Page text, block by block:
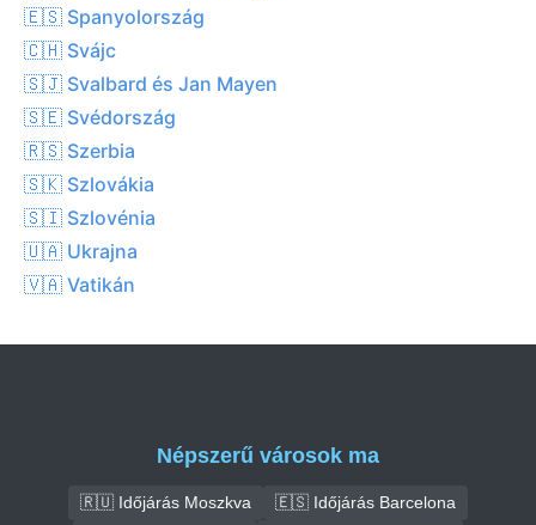
🇪🇸 Spanyolország
🇨🇭 Svájc
🇸🇯 Svalbard és Jan Mayen
🇸🇪 Svédország
🇷🇸 Szerbia
🇸🇰 Szlovákia
🇸🇮 Szlovénia
🇺🇦 Ukrajna
🇻🇦 Vatikán
Népszerű városok ma
🇷🇺 Időjárás Moszkva
🇪🇸 Időjárás Barcelona